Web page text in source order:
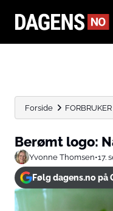
Forside FORBRUKER
Berømt logo:
Yvonne Thomsen•17.
Følg dagens.no på